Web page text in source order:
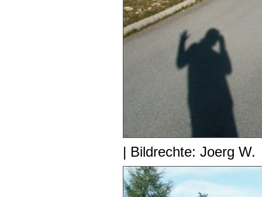
| Bildrechte: Joerg W.